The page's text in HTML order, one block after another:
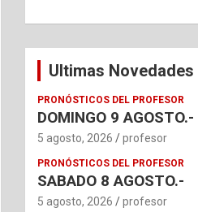
Ultimas Novedades
PRONÓSTICOS DEL PROFESOR
DOMINGO 9 AGOSTO.-
5 agosto, 2026 profesor
PRONÓSTICOS DEL PROFESOR
SABADO 8 AGOSTO.-
5 agosto, 2026 profesor